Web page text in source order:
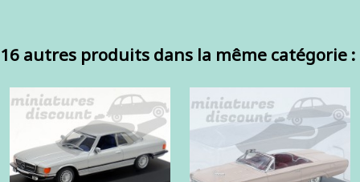
16 autres produits dans la même catégorie :